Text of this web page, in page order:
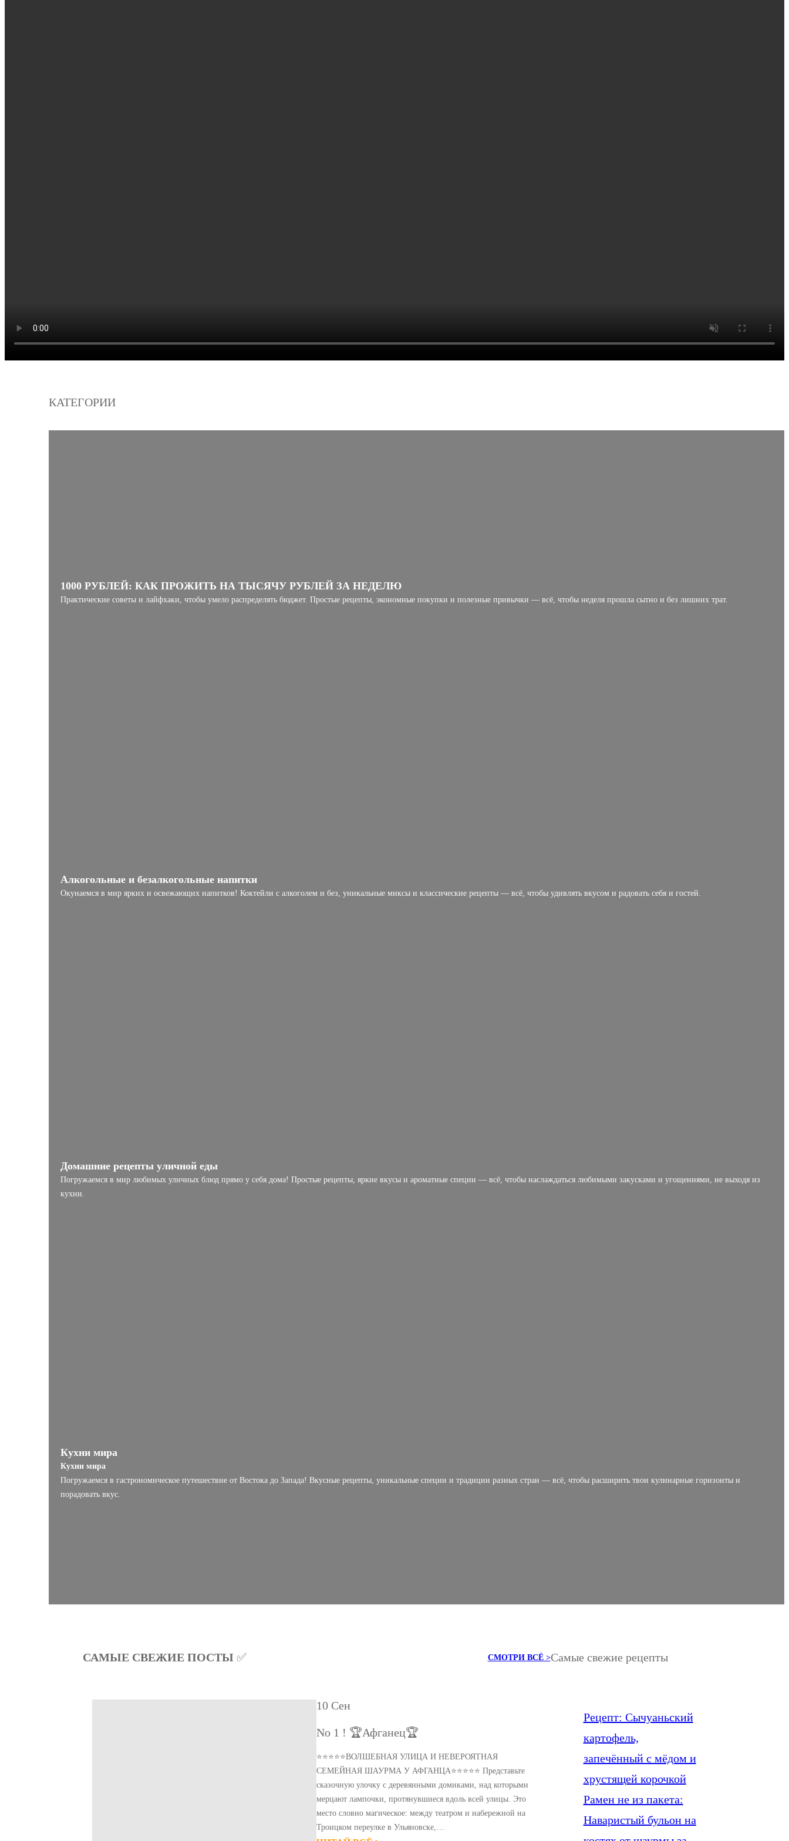
КАТЕГОРИИ
1000 РУБЛЕЙ: КАК ПРОЖИТЬ НА ТЫСЯЧУ РУБЛЕЙ ЗА НЕДЕЛЮ
Практические советы и лайфхаки, чтобы умело распределять бюджет. Простые рецепты, экономные покупки и полезные привычки — всё, чтобы неделя прошла сытно и без лишних трат.
Алкогольные и безалкогольные напитки
Окунаемся в мир ярких и освежающих напитков! Коктейли с алкоголем и без, уникальные миксы и классические рецепты — всё, чтобы удивлять вкусом и радовать себя и гостей.
Домашние рецепты уличной еды
Погружаемся в мир любимых уличных блюд прямо у себя дома! Простые рецепты, яркие вкусы и ароматные специи — всё, чтобы наслаждаться любимыми закусками и угощениями, не выходя из
кухни.
Кухни мира
Кухни мира
Погружаемся в гастрономическое путешествие от Востока до Запада! Вкусные рецепты, уникальные специи и традиции разных стран — всё, чтобы расширить твои кулинарные горизонты и
порадовать вкус.
САМЫЕ СВЕЖИЕ ПОСТЫ✅ СМОТРИ ВСЁ >
10 Сен
No 1 ! 🏆Афганец🏆
⭐⭐⭐⭐⭐ВОЛШЕБНАЯ УЛИЦА И НЕВЕРОЯТНАЯ
СЕМЕЙНАЯ ШАУРМА У АФГАНЦА⭐⭐⭐⭐⭐ Представьте
сказочную улочку с деревянными домиками, над которыми
мерцают лампочки, протянувшиеся вдоль всей улицы. Это
место словно магическое: между театром и набережной на
Троицком переулке в Ульяновске,…
Самые свежие рецепты
Рецепт: Сычуаньский
картофель,
запечённый с мёдом и
хрустящей корочкой
Рамен не из пакета:
Наваристый бульон на